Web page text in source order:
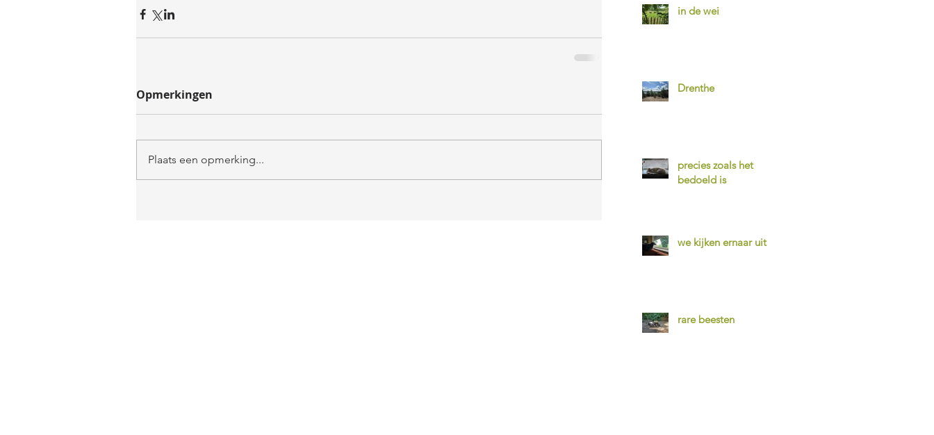
Opmerkingen
Plaats een opmerking...
in de wei
Drenthe
precies zoals het
bedoeld is
we kijken ernaar uit
rare beesten